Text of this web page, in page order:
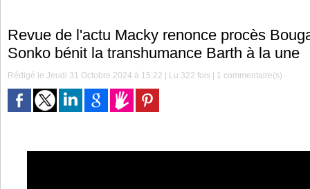
Revue de l'actu Macky renonce procès
Sonko bénit la transhumance Barth à la une
Rédigé le Jeudi 31 Octobre 2024 à 15:22 | Lu 322 fois | 1 commentaire(s)